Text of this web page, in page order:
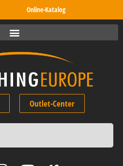
Online-Katalog
Outlet-Center